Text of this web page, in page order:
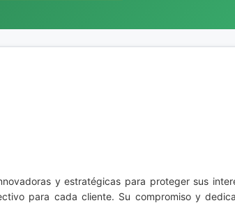
y estratégicas para proteger sus
para cada cliente. Su compromiso y